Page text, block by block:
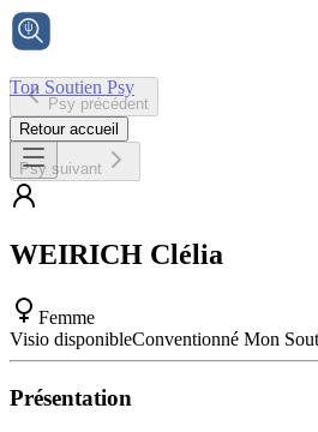
Ton Soutien Psy
Accueil
Psy précédent
Retour accueil
Psy suivant
WEIRICH Clélia
Femme
Visio disponibleConventionné Mon
Présentation